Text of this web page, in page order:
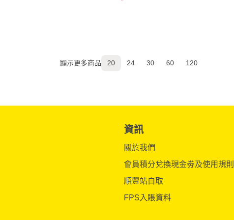
顯示更多商品 20 24 30 60 120
資訊
關於我們
會員積分兌換現金劵及使用規則
順豐站自取
FPS入賬資料